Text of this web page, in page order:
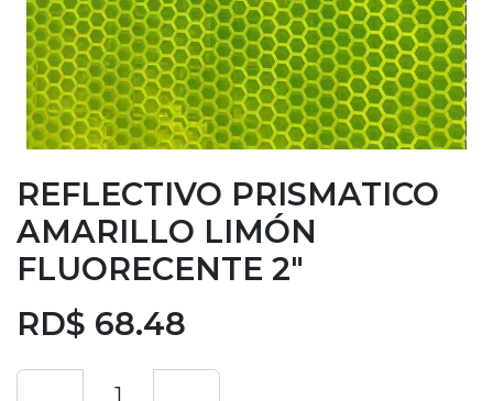
REFLECTIVO PRISMATICO
AMARILLO LIMÓN
FLUORECENTE 2"
RD$ 68.48